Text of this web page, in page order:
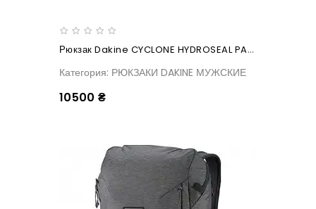
Рюкзак Dakine CYCLONE HYDROSEAL PACK 36L Sun Flare
Категория: РЮКЗАКИ DAKINE МУЖСКИЕ
10500 ₴